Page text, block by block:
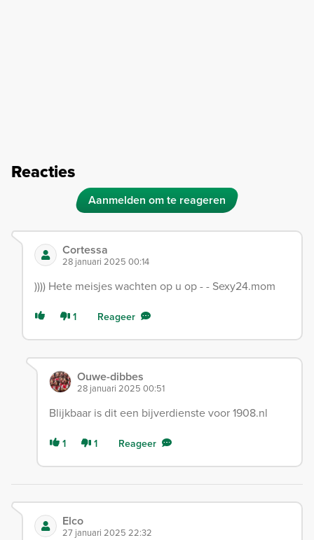
Reacties
Aanmelden om te reageren
Cortessa
28 januari 2025 00:14
)))) Hete meisjes wachten op u op - - Sexy24.mom
1 Reageer
Ouwe-dibbes
28 januari 2025 00:51
Blijkbaar is dit een bijverdienste voor 1908.nl
1 1 Reageer
Elco
27 januari 2025 22:32